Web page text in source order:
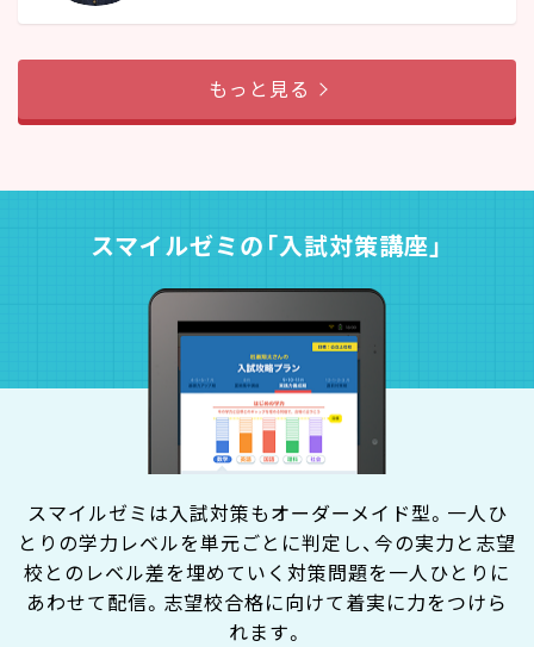
もっと見る
スマイルゼミの「入試対策講座」
スマイルゼミは入試対策もオーダーメイド型。一人ひ
とりの学力レベルを単元ごとに判定し、今の実力と志望
校とのレベル差を埋めていく対策問題を一人ひとりに
あわせて配信。志望校合格に向けて着実に力をつけら
れます。